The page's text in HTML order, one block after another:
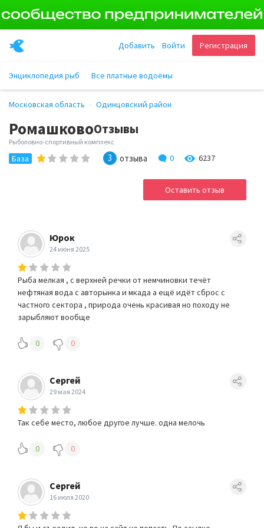
Регистрация
Войти
Добавить
Энциклопедия рыб Все платные водоёмы
Московская область Одинцовский район
РомашковоОтзывы
Рыболовно-спортивный комплекс
База 3 отзыва 0 6237
Оставить отзыв
Юрок
24 июня 2025
Рыба мелкая , с верхней речки от немчиновки течёт
нефтяная вода с авторынка и мкада а ещё идёт сброс с
частного сектора , природа очень красивая но походу не
зарыбляют вообще
0 0
Сергей
29 мая 2024
Так себе место, любое другое лучше. одна мелочь
0 0
Сергей
16 июля 2020